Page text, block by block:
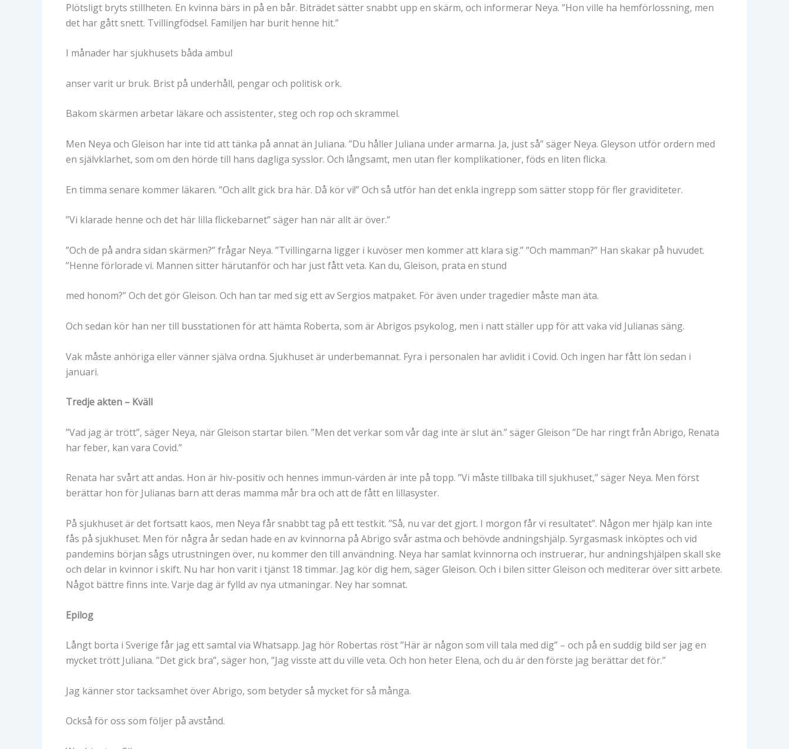
Plötsligt bryts stillheten. En kvinna bärs in på en bår. Biträdet sätter snabbt upp en skärm, och informerar Neya. ”Hon ville ha hemförlossning, men
det har gått snett. Tvillingfödsel. Familjen har burit henne hit.”
I månader har sjukhusets båda ambul
anser varit ur bruk. Brist på underhåll, pengar och politisk ork.
Bakom skärmen arbetar läkare och assistenter, steg och rop och skrammel.
Men Neya och Gleison har inte tid att tänka på annat än Juliana. ”Du håller Juliana under armarna. Ja, just så” säger Neya. Gleyson utför ordern med
en självklarhet, som om den hörde till hans dagliga sysslor. Och långsamt, men utan fler komplikationer, föds en liten flicka.
En timma senare kommer läkaren. ”Och allt gick bra här. Då kör vi!” Och så utför han det enkla ingrepp som sätter stopp för fler graviditeter.
”Vi klarade henne och det här lilla flickebarnet” säger han när allt är över.”
”Och de på andra sidan skärmen?” frågar Neya. ”Tvillingarna ligger i kuvöser men kommer att klara sig.” ”Och mamman?” Han skakar på huvudet.
”Henne förlorade vi. Mannen sitter härutanför och har just fått veta. Kan du, Gleison, prata en stund
med honom?” Och det gör Gleison. Och han tar med sig ett av Sergios matpaket. För även under tragedier måste man äta.
Och sedan kör han ner till busstationen för att hämta Roberta, som är Abrigos psykolog, men i natt ställer upp för att vaka vid Julianas säng.
Vak måste anhöriga eller vänner själva ordna. Sjukhuset är underbemannat. Fyra i personalen har avlidit i Covid. Och ingen har fått lön sedan i
januari.
Tredje akten – Kväll
”Vad jag är trött”, säger Neya, när Gleison startar bilen. ”Men det verkar som vår dag inte är slut än.” säger Gleison ”De har ringt från Abrigo, Renata
har feber, kan vara Covid.”
Renata har svårt att andas. Hon är hiv-positiv och hennes immun-värden är inte på topp. ”Vi måste tillbaka till sjukhuset,” säger Neya. Men först
berättar hon för Julianas barn att deras mamma mår bra och att de fått en lillasyster.
På sjukhuset är det fortsatt kaos, men Neya får snabbt tag på ett testkit. ”Så, nu var det gjort. I morgon får vi resultatet”. Någon mer hjälp kan inte
fås på sjukhuset. Men för några år sedan hade en av kvinnorna på Abrigo svår astma och behövde andningshjälp. Syrgasmask inköptes och vid
pandemins början sågs utrustningen över, nu kommer den till användning. Neya har samlat kvinnorna och instruerar, hur andningshjälpen skall ske
och delar in kvinnor i skift. Nu har hon varit i tjänst 18 timmar. Jag kör dig hem, säger Gleison. Och i bilen sitter Gleison och mediterar över sitt arbete.
Något bättre finns inte. Varje dag är fylld av nya utmaningar. Ney har somnat.
Epilog
Långt borta i Sverige får jag ett samtal via Whatsapp. Jag hör Robertas röst ”Här är någon som vill tala med dig” – och på en suddig bild ser jag en
mycket trött Juliana. ”Det gick bra”, säger hon, ”Jag visste att du ville veta. Och hon heter Elena, och du är den förste jag berättar det för.”
Jag känner stor tacksamhet över Abrigo, som betyder så mycket för så många.
Också för oss som följer på avstånd.